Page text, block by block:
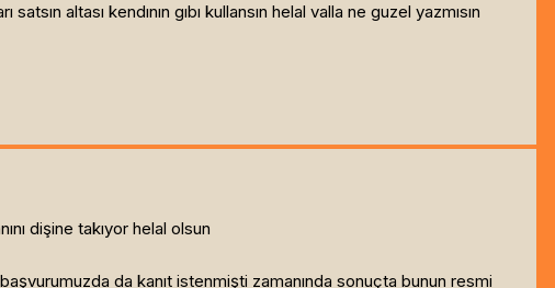
satsın altası kendının gıbı kullansın helal valla ne guzel yazmısın
dişine takıyor helal olsun
da kanıt istenmişti zamanında sonuçta bunun resmi